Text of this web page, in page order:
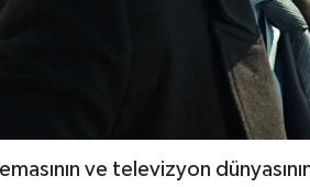
ve televizyon